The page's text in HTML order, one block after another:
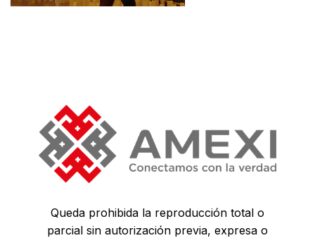
Queda prohibida la reproducción total o
parcial sin autorización previa, expresa o